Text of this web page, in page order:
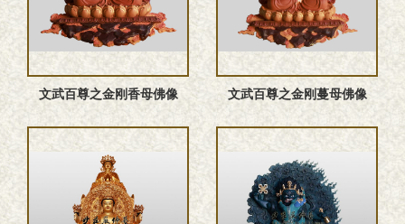
文武百尊之金刚香母佛像 文武百尊之金刚蔓母佛像